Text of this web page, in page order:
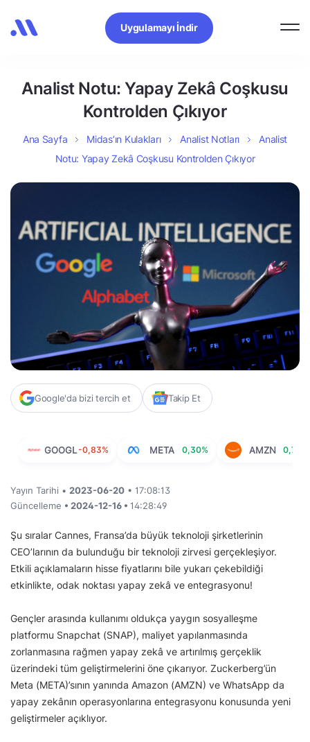
Uygulamayı İndir
Analist Notu: Yapay Zekâ Coşkusu
Kontrolden Çıkıyor
Ana Sayfa Midas’ın Kulakları Analist Notları
Analist
Notu: Yapay Zekâ Coşkusu Kontrolden Çıkıyor
Google'da bizi tercih et Takip Et
GOOGL-0,83% META 0,30% AMZN 0,76%
Yayın Tarihi • 2023-06-20 • 17:08:13
Güncelleme • 2024-12-16 • 14:28:49
Şu sıralar Cannes, Fransa’da büyük teknoloji şirketlerinin
CEO’larının da bulunduğu bir teknoloji zirvesi gerçekleşiyor.
Etkili açıklamaların hisse fiyatlarını bile yukarı çekebildiği
etkinlikte, odak noktası yapay zekâ ve entegrasyonu!
Gençler arasında kullanımı oldukça yaygın sosyalleşme
platformu Snapchat (SNAP), maliyet yapılanmasında
zorlanmasına rağmen yapay zekâ ve artırılmış gerçeklik
üzerindeki tüm geliştirmelerini öne çıkarıyor. Zuckerberg’ün
Meta (META)’sının yanında Amazon (AMZN) ve WhatsApp da
yapay zekânın operasyonlarına entegrasyonu konusunda yeni
geliştirmeler açıklıyor.